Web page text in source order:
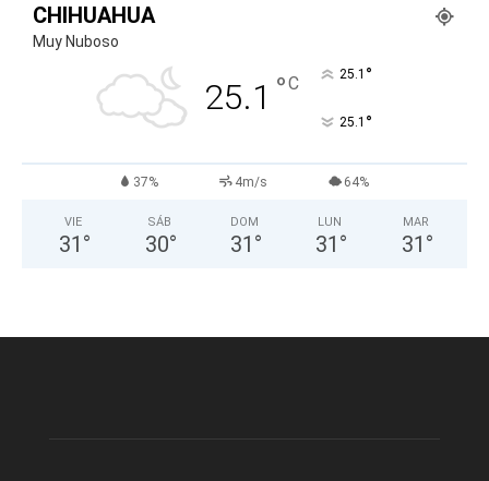
CHIHUAHUA
Muy Nuboso
25.1 °C 25.1 °
25.1 °
37% 4m/s 64%
VIE
31 °
SÁB
30°
DOM
31 °
LUN
31 °
MAR
31 °